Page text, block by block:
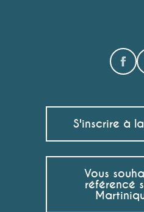
S'inscrire à
Vous
référencé